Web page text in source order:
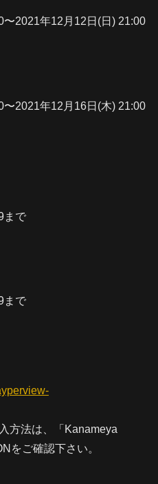
2021年12月12日(日) 21:00
2021年12月16日(木) 21:00
まで
まで
法は、「Kanameya
をご確認下さい。